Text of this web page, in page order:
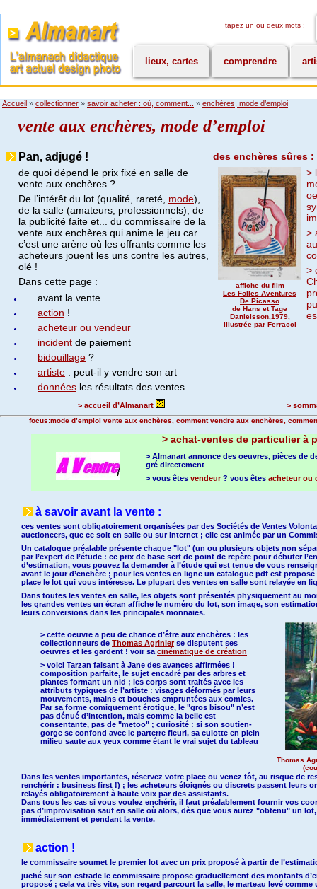
tapez un ou deux mots :
lieux, cartes comprendre
Accueil » collectionner » savoir acheter : où, comment... » enchères, mode d’emploi
vente aux enchères, mode d’emploi
Pan, adjugé !
de quoi dépend le prix fixé en salle de
vente aux enchères ?
De l’intérêt du lot (qualité, rareté, mode),
de la salle (amateurs, professionnels), de
la publicité faite et... du commissaire de la
vente aux enchères qui anime le jeu car
c’est une arène où les offrants comme les
acheteurs jouent les uns contre les autres,
olé !
Dans cette page :
avant la vente
action !
acheteur ou vendeur
incident de paiement
bidouillage ?
artiste : peut-il y vendre son art
données les résultats des ventes
des enchères sûres :
affiche du film
Les Folles Aventures
De Picasso
de Hans et Tage
Danielsson,1979,
illustrée par Ferracci
>
>
>
> accueil d’Almanart >
focus:mode d’emploi vente aux enchères, comment vendre aux enchères,
> achat-ventes de particulier à
> Almanart annonce des oeuvres, pièces de
gré directement
> vous êtes vendeur? vous êtes acheteur ou
à savoir avant la vente :
ces ventes sont obligatoirement organisées par des Sociétés de Ventes
auctioneers, que ce soit en salle ou sur internet ; elle est animée par un
Un catalogue préalable présente chaque "lot" (un ou plusieurs objets non
par l’expert de l’étude : ce prix de base sert de point de repère pour débuter
d’estimation, vous pouvez la demander à l’étude qui est tenue de vous
avant le jour d’enchère ; pour les ventes en ligne un catalogue pdf est
place le lot qui vous intéresse. Le plupart des ventes en salle sont relayée en
Dans toutes les ventes en salle, les objets sont présentés physiquement au
les grandes ventes un écran affiche le numéro du lot, son image, son
leurs conversions dans les principales monnaies.
> cette oeuvre a peu de chance d’être aux enchères : les
collectionneurs de Thomas Agrinierse disputent ses
oeuvres et les gardent ! voir sa cinématique de création
> voici Tarzan faisant à Jane des avances affirmées !
composition parfaite, le sujet encadré par des arbres et
plantes formant un nid ; les corps sont traités avec les
attributs typiques de l’artiste : visages déformés par leurs
mouvements, mains et bouches empruntées aux comics.
Par sa forme comiquement érotique, le "gros bisou" n’est
pas dénué d’intention, mais comme la belle est
consentante, pas de "metoo" ; curiosité : si son soutien-
gorge se confond avec le parterre fleuri, sa culotte en plein
milieu saute aux yeux comme étant le vrai sujet du tableau
Thomas
Dans les ventes importantes, réservez votre place ou venez tôt, au risque de
renchérir : business first !) ; les acheteurs éloignés ou discrets passent leurs
relayés obligatoirement à haute voix par des assistants.
Dans tous les cas si vous voulez enchérir, il faut préalablement fournir vos
pas d’improvisation sauf en salle où alors, dès que vous aurez "obtenu" un
immédiatement et pendant la vente.
action !
le commissaire soumet le premier lot avec un prix proposé à partir de
juché sur son estrade le commissaire propose graduellement des montants
proposé ; cela va très vite, son regard parcourt la salle, le marteau levé comme